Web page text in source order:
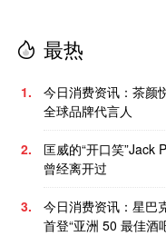
最热
1.
今日消费资讯：茶颜
全球品牌代言人
2.
匡威的“开口笑”Jack
曾经离开过
3.
今日消费资讯：星巴
首登“亚洲 50 最佳酒